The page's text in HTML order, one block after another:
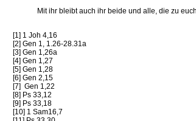
Mit ihr bleibt auch ihr beide und alle, die zu
[1] 1 Joh 4,16
[2] Gen 1, 1.26-28.31a
[3] Gen 1,26a
[4] Gen 1,27
[5] Gen 1,28
[6] Gen 2,15
[7] Gen 1,22
[8] Ps 33,12
[9] Ps 33,18
[10] 1 Sam16,7